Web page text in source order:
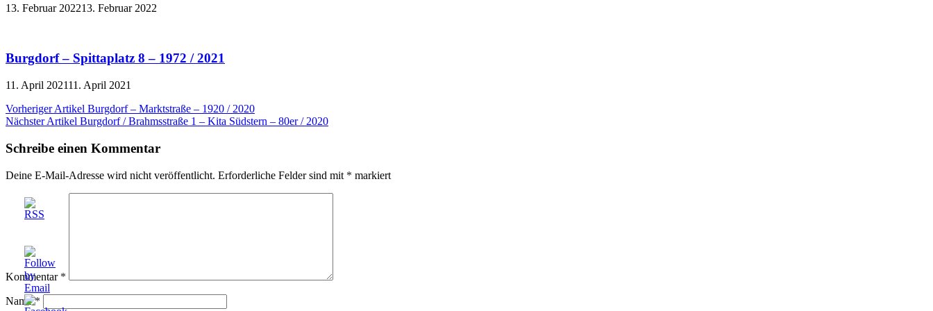
13. Februar 202213. Februar 2022
Burgdorf – Spittaplatz 8 – 1972 / 2021
11. April 202111. April 2021
Beitragsnavigation
Vorheriger Artikel Burgdorf – Marktstraße – 1920 / 2020
Nächster Artikel Burgdorf / Brahmsstraße 1 – Kita Südstern – 80er / 2020
Schreibe einen Kommentar
Deine E-Mail-Adresse wird nicht veröffentlicht. Erforderliche Felder sind mit * markiert
Kommentar *
Name*